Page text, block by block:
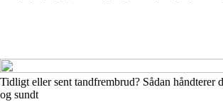
Tidligt eller sent tandfrembrud? Sådan håndterer
og sundt